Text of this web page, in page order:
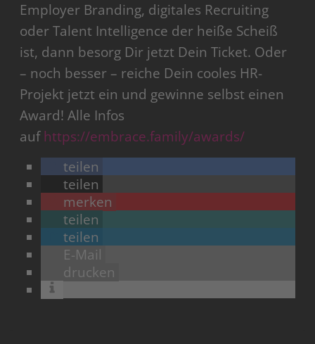
Employer Branding, digitales Recruiting
oder Talent Intelligence der heiße Scheiß
ist, dann besorg Dir jetzt Dein Ticket. Oder
– noch besser – reiche Dein cooles HR-
Projekt jetzt ein und gewinne selbst einen
Award! Alle Infos
aufhttps://embrace.family/awards/
teilen
teilen
merken
teilen
teilen
E-Mail
drucken